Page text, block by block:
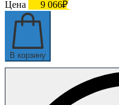
Цена
9 066₽
В корзину